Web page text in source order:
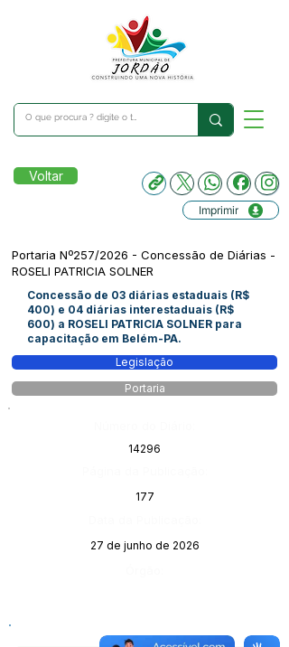
Voltar
Imprimir
Portaria Nº257/2026 - Concessão de Diárias -
ROSELI PATRICIA SOLNER
Concessão de 03 diárias estaduais (R$
400) e 04 diárias interestaduais (R$
600) a ROSELI PATRICIA SOLNER para
capacitação em Belém-PA.
Legislação
Portaria
14296
177
27 de junho de 2026